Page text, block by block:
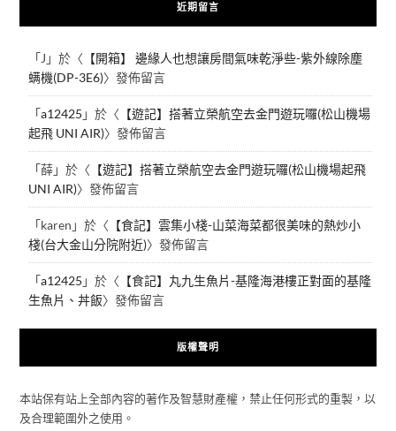
近期留言
「J 」於〈 【開箱】 邊緣人也想讓房間氣味乾淨些-紫外線除塵
螨機(DP-3E6)〉發佈留言
「a12425 」於〈 【遊記】搭著立榮航空去金門遊玩囉(松山機場
起飛 UNI AIR)〉發佈留言
「薛」於〈 【遊記】搭著立榮航空去金門遊玩囉(松山機場起飛
UNI AIR)〉發佈留言
「karen 」於〈 【食記】雲集小棧-山菜海菜都很美味的熱炒小
棧(台大金山分院附近)〉發佈留言
「a12425 」於〈 【食記】丸九生魚片-基隆海港樓正對面的基隆
生魚片、丼飯〉發佈留言
版權聲明
本站保有站上全部內容的著作及智慧財產權，禁止任何形式的重製，以
及合理範圍外之使用。